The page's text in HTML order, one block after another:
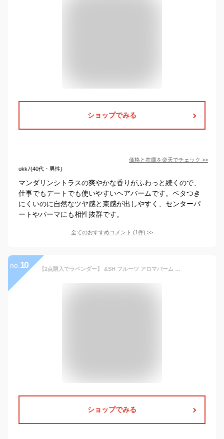
ショップでみる
価格と在庫を楽天でチェック >>
okk7(40代・男性)
マンダリンシトラスの爽やかな香りがふわっと続くので、
仕事でもデートでも使いやすいヘアバームです。ベタつき
にくいのに自然なツヤ感と束感が出しやすく、センターパ
ートやパーマにも相性抜群です。
全てのおすすめコメント (1件) >
no. 10 【2点購入でラベンダー】 &SH フルーツ アロマバーム レモン 35g [ 練り香水 練香水 ねり香水 子供 子ども キッズ メンズ レディース れもん 柑橘系 柑橘 柑橘系の香り ハンドクリーム ヘアバーム ボディクリーム アロマ ギフト プレゼント かわいい ボディクリーム ]+lt3+
ショップでみる